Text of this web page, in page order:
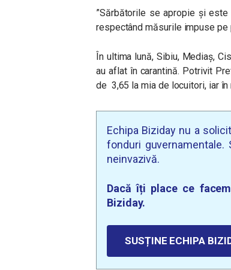
”Sărbătorile se apropie și
respectând măsurile impuse pe
În ultima lună, Sibiu, Mediaș,
au aflat în carantină. Potrivit
de 3,65 la mia de locuitori, iar
Echipa Biziday nu a
fonduri guvernamentale.
neinvazivă.
Dacă îți place ce
Biziday.
SUSȚINE ECHIPA